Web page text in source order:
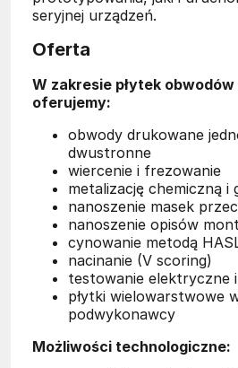
seryjnej urządzeń.
Oferta
W zakresie płytek
oferujemy:
obwody drukowane
dwustronne
wiercenie i frezowanie
metalizację chemiczną i
nanoszenie masek
nanoszenie opisów
cynowanie metodą
nacinanie (V scoring)
testowanie elektryczne i
płytki wielowarstwowe
podwykonawcy
Możliwości technologiczne: